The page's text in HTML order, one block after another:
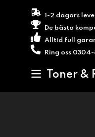
1-2 dagars
De bästa
Alltid full
Ring oss
Toner